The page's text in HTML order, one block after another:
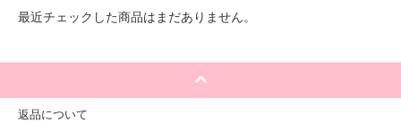
最近チェックした商品はまだありません。
返品について